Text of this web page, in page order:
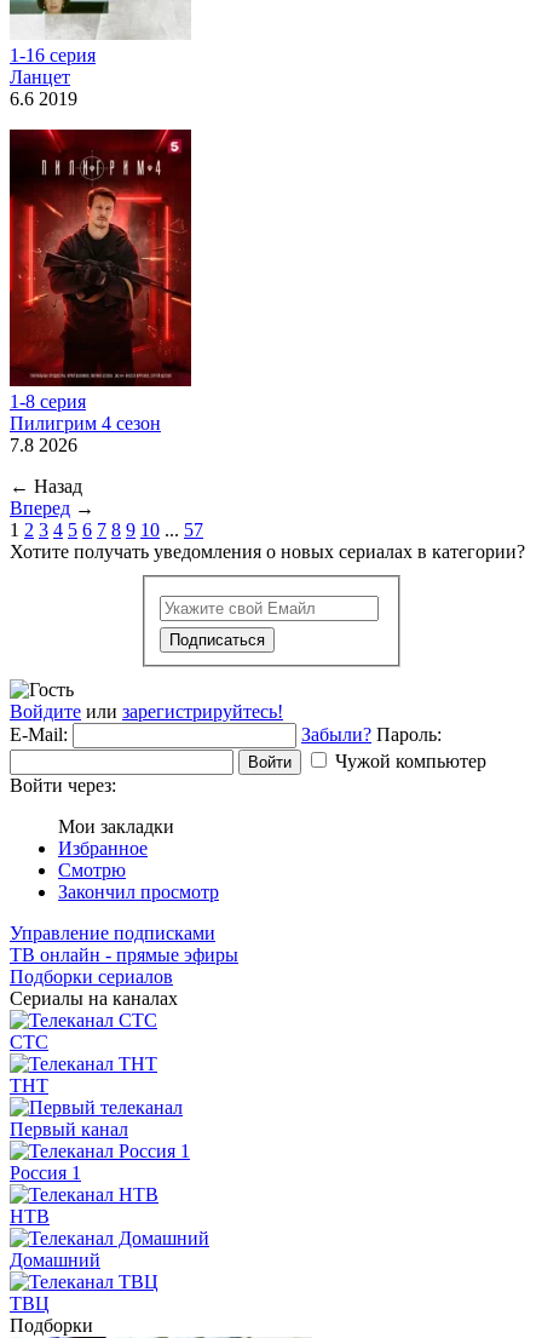
1-16 серия
Ланцет
6.6 2019
1-8 серия
Пилигрим 4 сезон
7.8 2026
← Назад
Вперед →
1 2 3 4 5 6 7 8 9 10 ... 57
Хотите получать уведомления о новых сериалах в категории?
Подписаться
Войдите или зарегистрируйтесь!
E-Mail:
Забыли? Пароль:
Войти
Чужой компьютер
Войти через:
Мои закладки
Избранное
Смотрю
Закончил просмотр
Управление подписками
ТВ онлайн - прямые эфиры
Подборки сериалов
Сериалы на каналах
СТС
ТНТ
Первый канал
Россия 1
НТВ
Домашний
ТВЦ
Подборки